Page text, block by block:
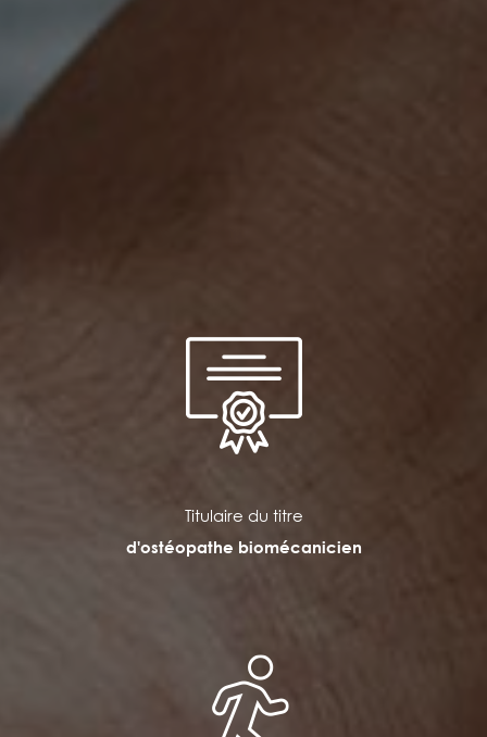
Titulaire du titre
d'ostéopathe biomécanicien